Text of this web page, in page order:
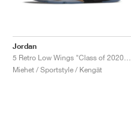
Jordan
5 Retro Low Wings "Class of 2020-21"
Miehet / Sportstyle / Kengät